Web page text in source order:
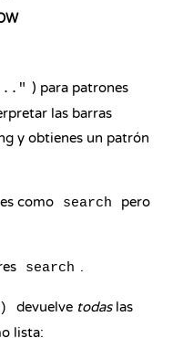
) para patrones
las barras
y obtienes un patrón
es como search
pero
search .
devuelve todaslas
lista: